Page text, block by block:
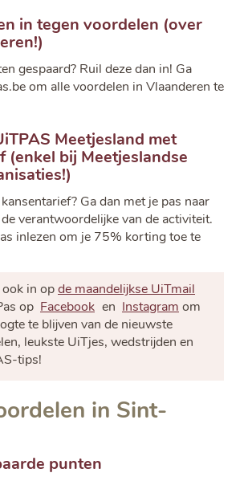
in tegen voordelen (over
gespaard? Ruil deze dan in! Ga
om alle voordelen in Vlaanderen te
Meetjesland met
(enkel bij Meetjeslandse
Ga dan met je pas naar
verantwoordelijke van de activiteit.
inlezen om je 75% korting toe te
in opde maandelijkse UiTmail
op Facebook en Instagram om
te blijven van de nieuwste
leukste UiTjes, wedstrijden en
tips!
in Sint-
punten